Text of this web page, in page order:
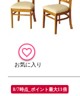
8/7時点_ポイント最大11倍